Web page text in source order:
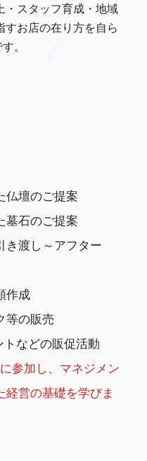
・スタッフ育成・地域
お店の在り方を自ら
。
仏壇のご提案
墓石のご提案
き渡し～アフター
作成
等の販売
などの販促活動
参加し、マネジメン
営の基礎を学びま